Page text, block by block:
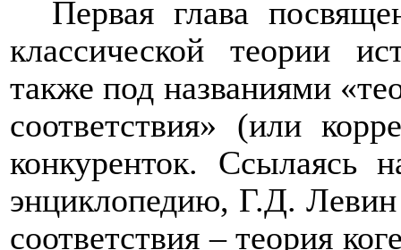
Первая глава
классической теории
также под названиями
соответствия» (или
конкуренток. Ссылаясь
энциклопедию, Г.Д. Левин
соответствия – теория